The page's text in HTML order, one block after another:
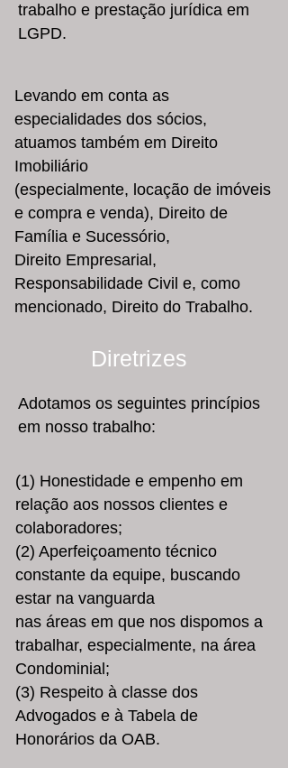
trabalho e prestação jurídica em
LGPD.
Levando em conta as
especialidades dos sócios,
atuamos também em Direito
Imobiliário
(especialmente, locação de imóveis
e compra e venda), Direito de
Família e Sucessório,
Direito Empresarial,
Responsabilidade Civil e, como
mencionado, Direito do Trabalho.
Diretrizes
Adotamos os seguintes princípios
em nosso trabalho:
(1) Honestidade e empenho em
relação aos nossos clientes e
colaboradores;
(2) Aperfeiçoamento técnico
constante da equipe, buscando
estar na vanguarda
nas áreas em que nos dispomos a
trabalhar, especialmente, na área
Condominial;
(3) Respeito à classe dos
Advogados e à Tabela de
Honorários da OAB.